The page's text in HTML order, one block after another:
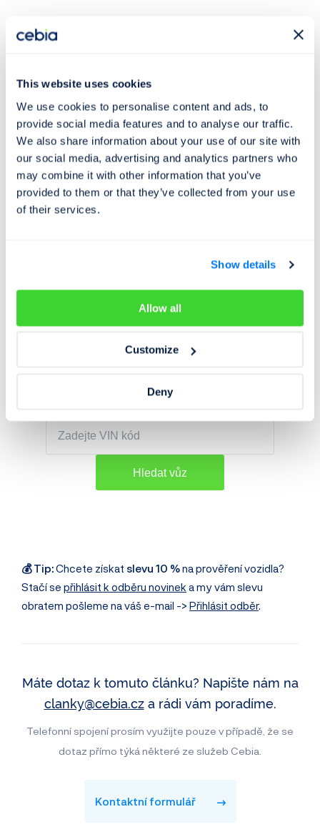
This website uses cookies
We use cookies to personalise content and ads, to
provide social media features and to analyse our traffic.
We also share information about your use of our site with
our social media, advertising and analytics partners who
may combine it with other information that you’ve
provided to them or that they’ve collected from your use
of their services.
Show details
Allow all
Customize
Deny
Plánujete nákup auta? ⚠️
Přehled státních svátků pro vás připravila společnost
Cebia, která provozuje největší evropskou databázi
záznamů ojetých aut, ve které si můžete zkontrolovat
jakékoli vozidlo.
NaCebia.comběhem několika okamžiků zkontrolujete:
servisní historii
💰 Tip:Chcete získat slevu 10 %na prověření vozidla?
Stačí se přihlásit k odběru novinek a my vám slevu
obratem pošleme na váš e-mail -> Přihlásit odběr.
Máte dotaz k tomuto článku? Napište nám na
clanky@cebia.cza rádi vám poradíme.
Telefonní spojení prosím využijte pouze v případě, že se
dotaz přímo týká některé ze služeb Cebia.
Kontaktní formulář